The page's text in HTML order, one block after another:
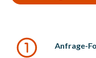
Anfrage-